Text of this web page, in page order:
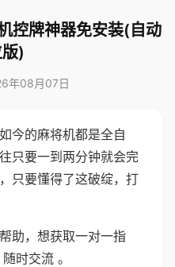
控牌神器免安装(自动
)
年08月07日
今的麻将机都是全自
只要一到两分钟就会完
只要懂得了这破绽，打
助，想获取一对一指
时交流 。